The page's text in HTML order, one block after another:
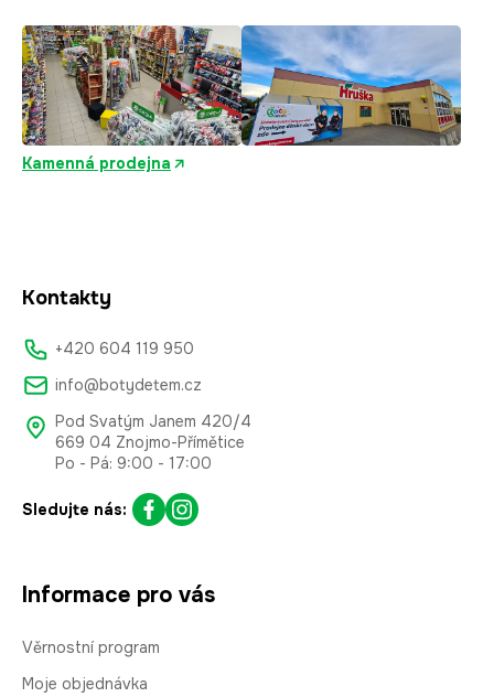
Kamenná prodejna
Kontakty
+420 604 119 950
info@botydetem.cz
Pod Svatým Janem 420/4
669 04 Znojmo-Přímětice
Po - Pá: 9:00 - 17:00
Sledujte nás:
Informace pro vás
Věrnostní program
Moje objednávka